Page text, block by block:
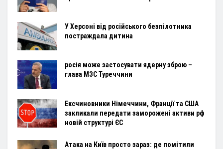
У Херсоні від російського безпілотника
постраждала дитина
росія може застосувати ядерну зброю –
глава МЗС Туреччини
Ексчиновники Німеччини, Франції та США
закликали передати заморожені активи рф
новій структурі ЄС
Атака на Київ просто зараз: де помітили